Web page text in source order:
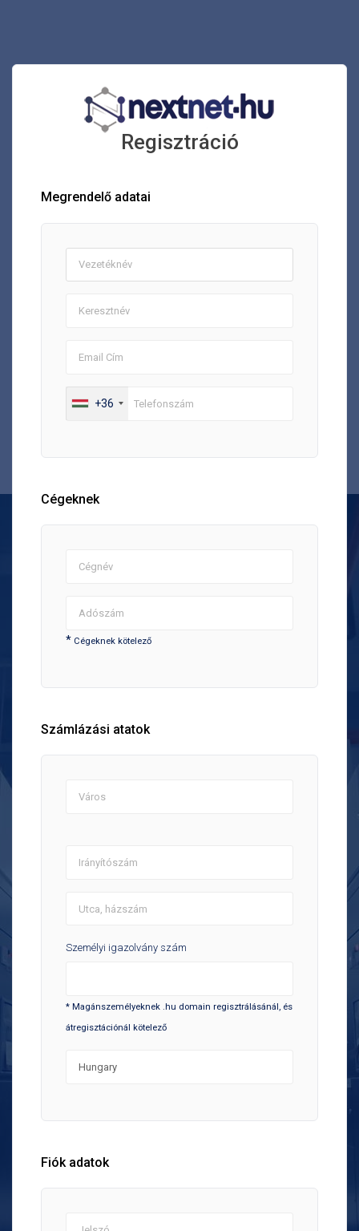
Regisztráció
Megrendelő adatai
+36
Cégeknek
* Cégeknek kötelező
Számlázási atatok
Személyi igazolvány szám
* Magánszemélyeknek .hu domain regisztrálásánál, és
átregisztációnál kötelező
Fiók adatok